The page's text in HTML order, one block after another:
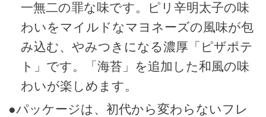
一無二の罪な味です。ピリ辛明太子の味
わいをマイルドなマヨネーズの風味が包
み込む、やみつきになる濃厚「ピザポテ
ト」です。「海苔」を追加した和風の味
わいが楽しめます。
●パッケージは、初代から変わらないフレ